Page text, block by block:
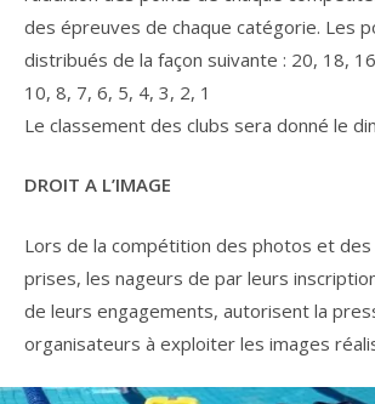
des épreuves de chaque catégorie. Les
distribués de la façon suivante : 20, 18,
10, 8, 7, 6, 5, 4, 3, 2, 1
Le classement des clubs sera donné le
DROIT A L’IMAGE
Lors de la compétition des photos et
prises, les nageurs de par leurs
de leurs engagements, autorisent la
organisateurs à exploiter les images